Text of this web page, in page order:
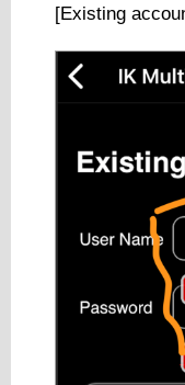
[Existing